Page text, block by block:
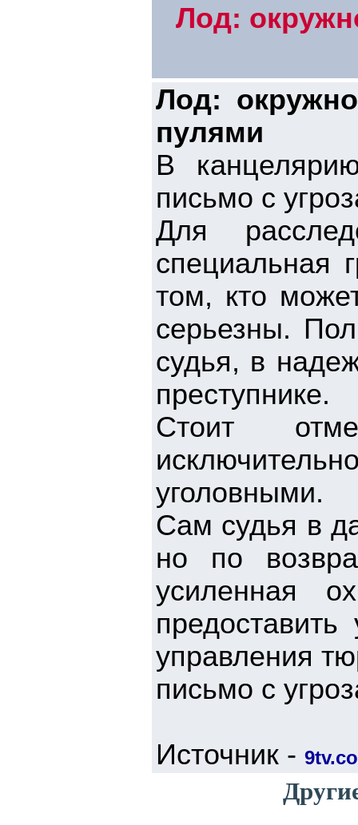
Лод:
Лод:
пулями
В
письмо с
Для
специальная
том, кто
серьезны.
судья, в
преступнике.
Стоит
уголовными.
Сам судья в
но по
усиленная
управления
письмо с
Источник -